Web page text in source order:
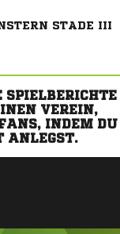
STADE III
SPIELBERICHTE
VEREIN,
INDEM DU
ANLEGST.